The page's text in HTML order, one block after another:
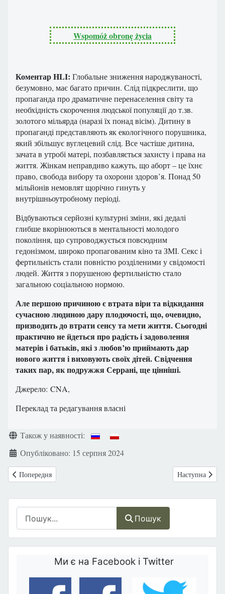
Пошук
Ми є на Facebook і Twitter
Wspomóż obronę życia
Коментар HLI: Глобальне зниження народжуваності,
безумовно, має багато причин. Слід підкреслити, що
пропаганда про драматичне перенаселення світу та
необхідність скорочення людської популяції до т.зв.
золотого мільярда (наразі їх понад вісім). Дитину в
пропаганді представляють як екологічного порушника,
який збільшує вуглецевий слід. Все частіше дитина,
зачата в утробі матері, позбавляється захисту і права на
життя. Жінкам неправдиво кажуть, що аборт – це їхнє
право, свобода вибору та охорони здоров’я. Понад 50
мільйонів немовлят щорічно гинуть у
внутрішньоутробному періоді.
Відбуваються серйозні культурні зміни, які дедалі
глибше вкорінюються в ментальності молодого
покоління, що супроводжується повсюдним
гедонізмом, широко пропагованим кіно та ЗМІ. Секс і
фертильність стали повністю розділеними у свідомості
людей. Життя з порушеною фертильністю стало
загальною соціальною нормою.
Але першою причиною є втрата віри та відкидання
сучасною людиною дару плодючості, що, очевидно,
призводить до втрати сенсу та мети життя. Сьогодні
практично не йдеться про радість і задоволення
матерів і батьків, які з любов’ю приймають дар
нового життя і виховують своїх дітей. Свідчення
таких пар, як подружжя Серрані, ще цінніші.
Джерело: CNA,
Переклад та редагування власні
ДеталіТакож у наявності:
Опубліковано: 15 серпня 2024
Попередня стаття: Британія. Лікарів зобов’язали запитувати
Попередня Наступна
Наступна